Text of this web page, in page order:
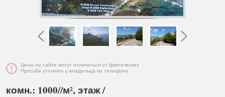
Цены на сайте могут отличаться от фактических
Просьба уточнять у владельца по телефону
комн.: 1000//м², этаж /